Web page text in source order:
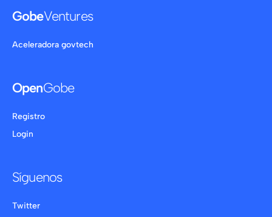
GobeVentures
Aceleradora govtech
OpenGobe
Registro
Login
Síguenos
Twitter